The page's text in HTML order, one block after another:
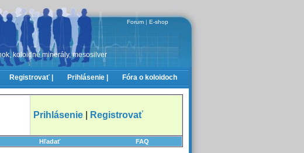
koloidné minerály, mesosilver
Forum | E-shop
Registrovať | Prihlásenie | Fóra o koloidoch
Prihlásenie
Registrovať
Hľadať FAQ